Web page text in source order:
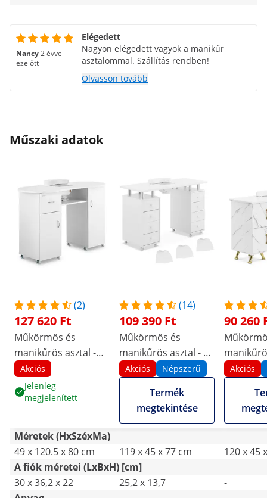
Nancy2 évvel
ezelőtt
Elégedett
Nagyon elégedett vagyok a manikűr
asztalommal. Szállítás rendben!
Olvasson tovább
Műszaki adatok
(2)
127 620 Ft
Műkörmös és
manikűrös asztal -
1200 x 503 x 803 mm
- fehér - 8 görgő -
porelszívóval és
Akciós
Jelenleg
megjelenített
(14)
109 390 Ft
Műkörmös és
manikűrös asztal - 8
fiók - 8 kerék - elszívó
Akciós Népszerű
Termék
megtekintése
90 260
arany -
Akciós
Méretek (HxSzéxMa)
49 x 120.5 x 80 cm
119 x 45 x 77 cm
120 x 45
A fiók méretei (LxBxH) [cm]
30 x 36,2 x 22
25,2 x 13,7
-